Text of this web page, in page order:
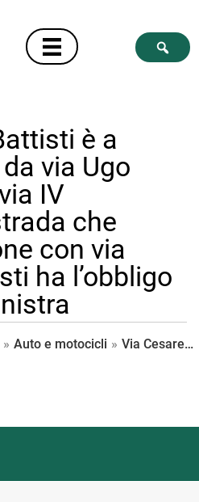
è a
via Ugo
IV
che
con via
ha l’obbligo
» Auto e motocicli » Via Cesare Battisti è a senso unico da via Ugo Bassi fino a via IV Novembre, strada che all’intersezione con via Cesare Battisti ha l’obbligo di svolta a sinistra